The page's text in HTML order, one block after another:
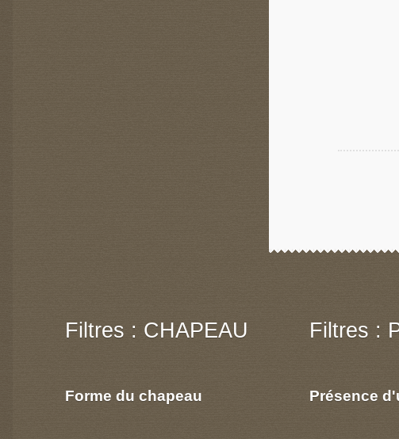
Filtres : CHAPEAU
Forme du chapeau
Filtres :
Présence